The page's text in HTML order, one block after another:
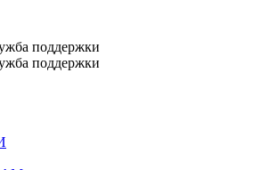
поддержки
поддержки